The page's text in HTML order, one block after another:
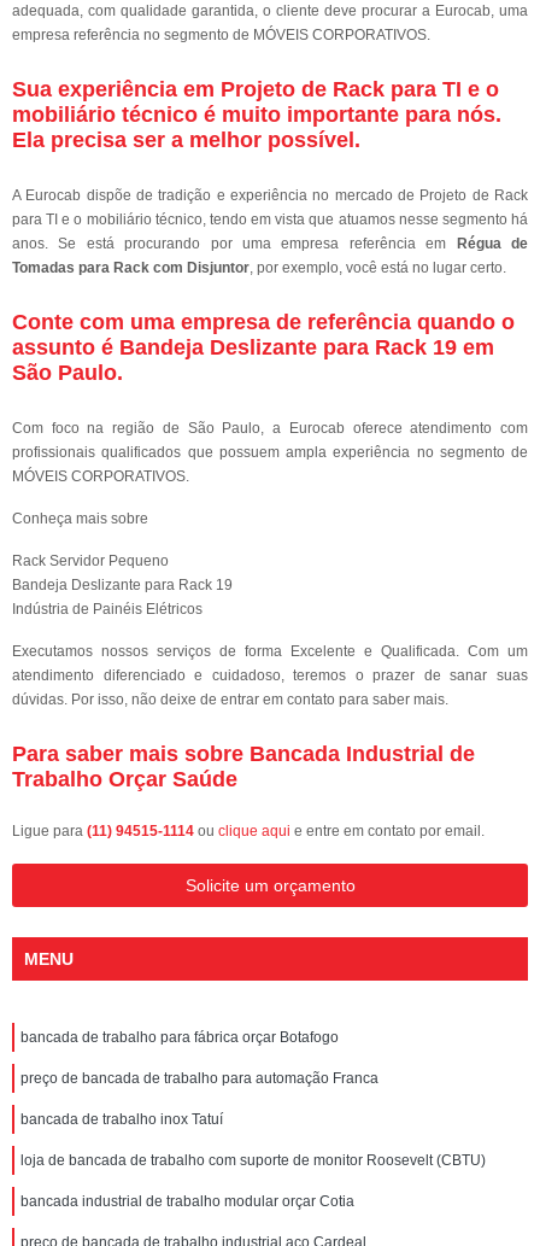
adequada, com qualidade garantida, o cliente deve procurar a Eurocab, uma
empresa referência no segmento de MÓVEIS CORPORATIVOS.
Sua experiência em Projeto de Rack para TI e o
mobiliário técnico é muito importante para nós.
Ela precisa ser a melhor possível.
A Eurocab dispõe de tradição e experiência no mercado de Projeto de Rack
para TI e o mobiliário técnico, tendo em vista que atuamos nesse segmento há
anos. Se está procurando por uma empresa referência em
Régua de
Tomadas para Rack com Disjuntor, por exemplo, você está no lugar certo.
Conte com uma empresa de referência quando o
assunto é Bandeja Deslizante para Rack 19 em
São Paulo.
Com foco na região de São Paulo, a Eurocab oferece atendimento com
profissionais qualificados que possuem ampla experiência no segmento de
MÓVEIS CORPORATIVOS.
Conheça mais sobre
Rack Servidor Pequeno
Bandeja Deslizante para Rack 19
Indústria de Painéis Elétricos
Executamos nossos serviços de forma Excelente e Qualificada. Com um
atendimento diferenciado e cuidadoso, teremos o prazer de sanar suas
dúvidas. Por isso, não deixe de entrar em contato para saber mais.
Para saber mais sobre Bancada Industrial de
Trabalho Orçar Saúde
Ligue para (11) 94515-1114 ou clique aqui e entre em contato por email.
Solicite um orçamento
MENU
bancada de trabalho para fábrica orçar Botafogo
preço de bancada de trabalho para automação Franca
bancada de trabalho inox Tatuí
loja de bancada de trabalho com suporte de monitor Roosevelt (CBTU)
bancada industrial de trabalho modular orçar Cotia
preço de bancada de trabalho industrial aço Cardeal